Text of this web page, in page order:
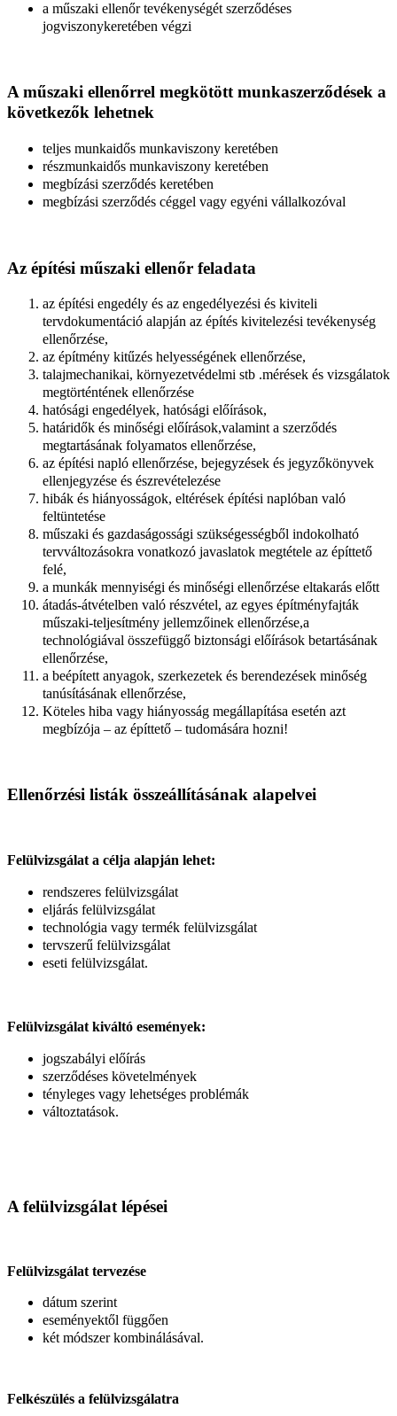
a műszaki ellenőr tevékenységét szerződéses
jogviszonykeretében végzi
A műszaki ellenőrrel megkötött munkaszerződések a
következők lehetnek
teljes munkaidős munkaviszony keretében
részmunkaidős munkaviszony keretében
megbízási szerződés keretében
megbízási szerződés céggel vagy egyéni vállalkozóval
Az építési műszaki ellenőr feladata
az építési engedély és az engedélyezési és kiviteli
tervdokumentáció alapján az építés kivitelezési tevékenység
ellenőrzése,
az építmény kitűzés helyességének ellenőrzése,
talajmechanikai, környezetvédelmi stb .mérések és vizsgálatok
megtörténtének ellenőrzése
hatósági engedélyek, hatósági előírások,
határidők és minőségi előírások,valamint a szerződés
megtartásának folyamatos ellenőrzése,
az építési napló ellenőrzése, bejegyzések és jegyzőkönyvek
ellenjegyzése és észrevételezése
hibák és hiányosságok, eltérések építési naplóban való
feltüntetése
műszaki és gazdaságossági szükségességből indokolható
tervváltozásokra vonatkozó javaslatok megtétele az építtető
felé,
a munkák mennyiségi és minőségi ellenőrzése eltakarás előtt
átadás-átvételben való részvétel, az egyes építményfajták
műszaki-teljesítmény jellemzőinek ellenőrzése,a
technológiával összefüggő biztonsági előírások betartásának
ellenőrzése,
a beépített anyagok, szerkezetek és berendezések minőség
tanúsításának ellenőrzése,
Köteles hiba vagy hiányosság megállapítása esetén azt
megbízója – az építtető – tudomására hozni!
Ellenőrzési listák összeállításának alapelvei
Felülvizsgálat a célja alapján lehet:
rendszeres felülvizsgálat
eljárás felülvizsgálat
technológia vagy termék felülvizsgálat
tervszerű felülvizsgálat
eseti felülvizsgálat.
Felülvizsgálat kiváltó események:
jogszabályi előírás
szerződéses követelmények
tényleges vagy lehetséges problémák
változtatások.
A felülvizsgálat lépései
Felülvizsgálat tervezése
dátum szerint
eseményektől függően
két módszer kombinálásával.
Felkészülés a felülvizsgálatra